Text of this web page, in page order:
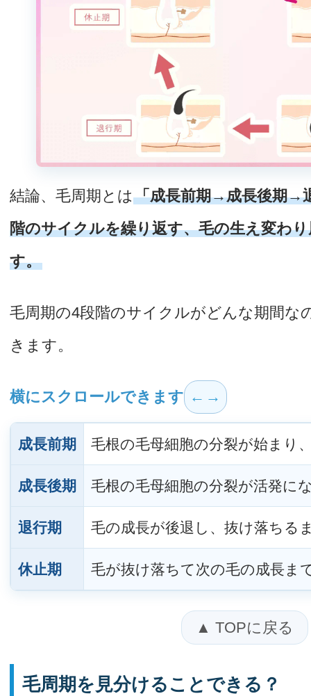
結論、毛周期とは 「成長前期→成長後期→
階のサイクルを繰り返す、毛の生え変わ
す。
毛周期の4段階のサイクルがどんな期間な
きます。
横にスクロールできます
成長前期 毛根の毛母細胞の分裂が始まり
成長後期 毛根の毛母細胞の分裂が活発に
退行期 毛の成長が後退し、抜け落ちる
休止期 毛が抜け落ちて次の毛の成長ま
▲ TOPに戻る
毛周期を見分けることできる？